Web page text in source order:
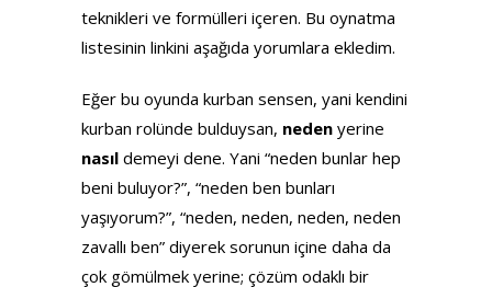
teknikleri ve formülleri içeren. Bu oynatma
listesinin linkini aşağıda yorumlara ekledim.
Eğer bu oyunda kurban sensen, yani kendini
kurban rolünde bulduysan, neden yerine
nasıl demeyi dene. Yani “neden bunlar hep
beni buluyor?”, “neden ben bunları
yaşıyorum?”, “neden, neden, neden, neden
zavallı ben” diyerek sorunun içine daha da
çok gömülmek yerine; çözüm odaklı bir